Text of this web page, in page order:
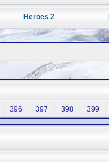
Heroes 2
396 397 398 399